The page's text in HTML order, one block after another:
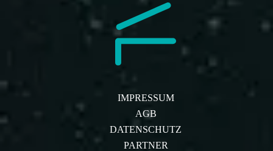
IMPRESSUM
AGB
DATENSCHUTZ
PARTNER